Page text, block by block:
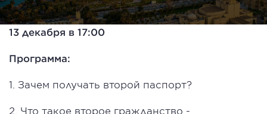
13 декабря в 17:00
Программа:
1. Зачем получать второй паспорт?
2. Что такое второе гражданство -